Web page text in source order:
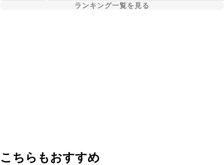
ランキング一覧を見る
こちらもおすすめ